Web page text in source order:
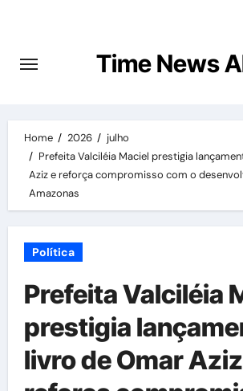
content
Time News
Home 2026
julho
Prefeita Valciléia Maciel prestigia
Aziz e reforça compromisso com o
Amazonas
Política
Prefeita Valciléia
prestigia
livro de Omar